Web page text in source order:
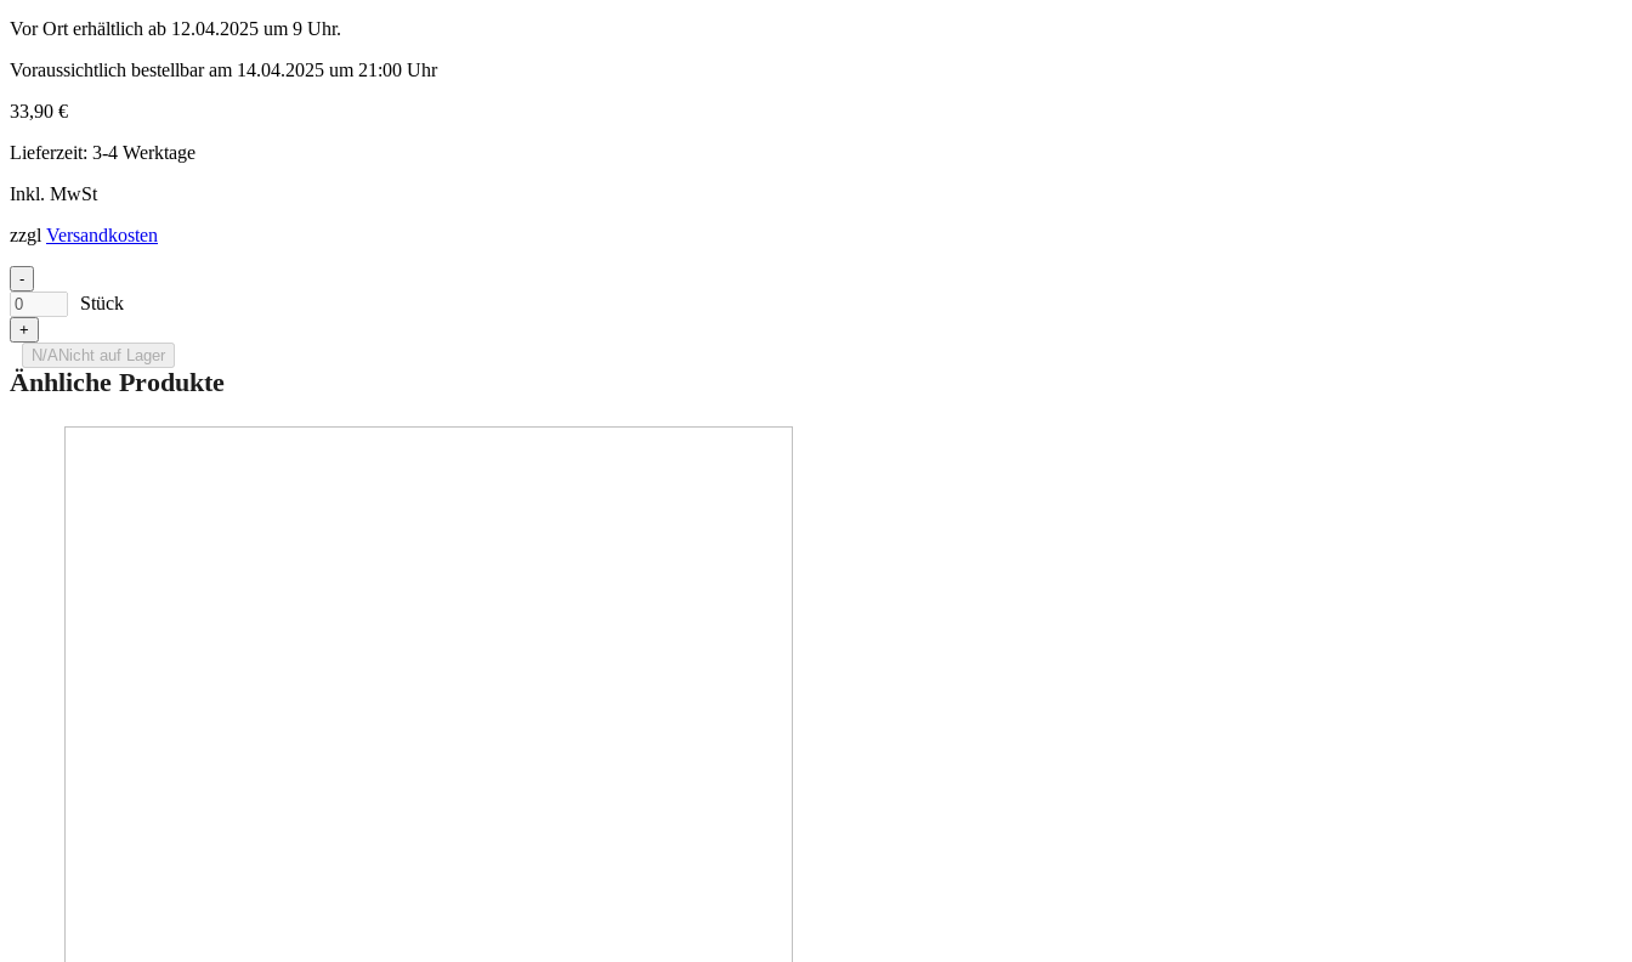
Vor Ort erhältlich ab 12.04.2025 um 9 Uhr.
Voraussichtlich bestellbar am 14.04.2025 um 21:00 Uhr
33,90 €
Lieferzeit: 3-4 Werktage
Inkl. MwSt
zzgl Versandkosten
-
Stück
+
N/ANicht auf Lager
Änhliche Produkte